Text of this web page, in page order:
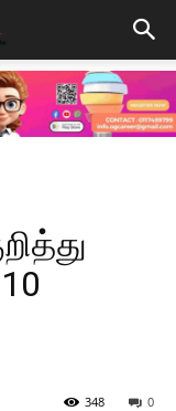
0
348